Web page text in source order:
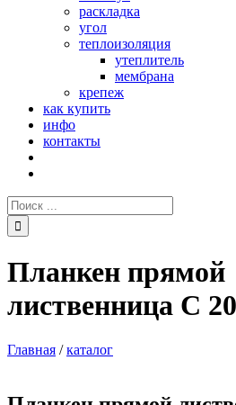
раскладка
угол
теплоизоляция
утеплитель
мембрана
крепеж
как купить
инфо
контакты
Поиск:
Планкен прямой
лиственница С
Главная /каталог